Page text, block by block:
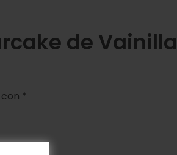
de Vainilla
*